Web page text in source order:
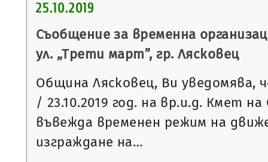
25.10.2019
Съобщение за временна
ул. „Трети март”, гр. Лясковец
Община Лясковец, Ви уведомява,
/ 23.10.2019 год. на вр.и.д. Кмет
въвежда временен режим на
изграждане на…